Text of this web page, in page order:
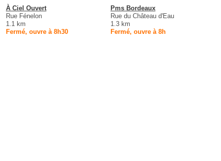
À Ciel Ouvert
Rue Fénelon
1.1 km
Fermé, ouvre à 8h30
Pms Bordeaux
Rue du Château d'Eau
1.3 km
Fermé, ouvre à 8h